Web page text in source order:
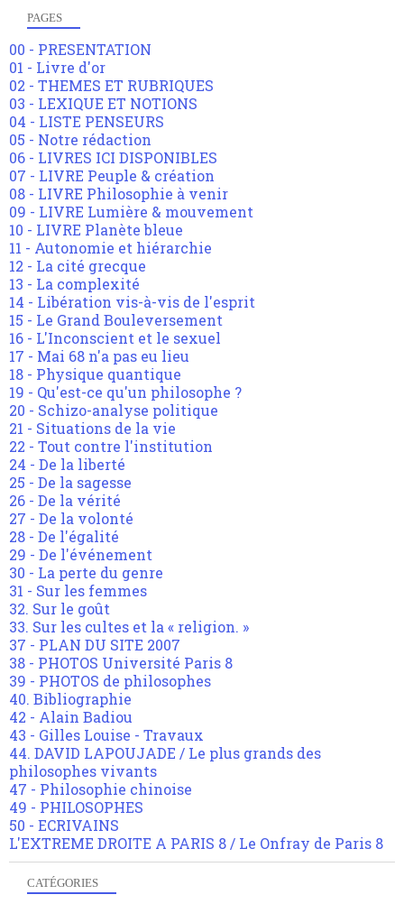
PAGES
00 - PRESENTATION
01 - Livre d'or
02 - THEMES ET RUBRIQUES
03 - LEXIQUE ET NOTIONS
04 - LISTE PENSEURS
05 - Notre rédaction
06 - LIVRES ICI DISPONIBLES
07 - LIVRE Peuple & création
08 - LIVRE Philosophie à venir
09 - LIVRE Lumière & mouvement
10 - LIVRE Planète bleue
11 - Autonomie et hiérarchie
12 - La cité grecque
13 - La complexité
14 - Libération vis-à-vis de l'esprit
15 - Le Grand Bouleversement
16 - L'Inconscient et le sexuel
17 - Mai 68 n'a pas eu lieu
18 - Physique quantique
19 - Qu'est-ce qu'un philosophe ?
20 - Schizo-analyse politique
21 - Situations de la vie
22 - Tout contre l'institution
24 - De la liberté
25 - De la sagesse
26 - De la vérité
27 - De la volonté
28 - De l'égalité
29 - De l'événement
30 - La perte du genre
31 - Sur les femmes
32. Sur le goût
33. Sur les cultes et la « religion. »
37 - PLAN DU SITE 2007
38 - PHOTOS Université Paris 8
39 - PHOTOS de philosophes
40. Bibliographie
42 - Alain Badiou
43 - Gilles Louise - Travaux
44. DAVID LAPOUJADE / Le plus grands des
philosophes vivants
47 - Philosophie chinoise
49 - PHILOSOPHES
50 - ECRIVAINS
L'EXTREME DROITE A PARIS 8 / Le Onfray de Paris 8
CATÉGORIES